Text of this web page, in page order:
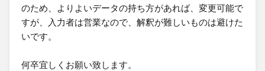
のため、よりよいデータの持ち方があれば、変更可能で
すが、入力者は営業なので、解釈が難しいものは避けた
いです。
何卒宜しくお願い致します。